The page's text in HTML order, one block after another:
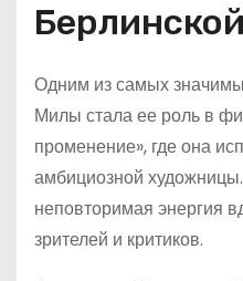
Одним из самых
Милы стала ее роль в
променение», где она
амбициозной
неповторимая энергия
зрителей и критиков.